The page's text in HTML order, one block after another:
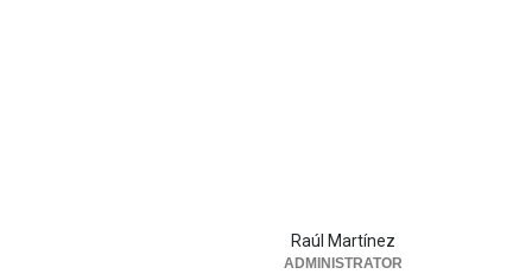
Raúl Martínez
ADMINISTRATOR